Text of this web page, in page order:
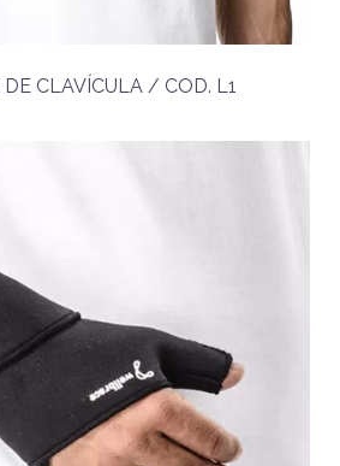
CLAVÍCULA / COD. L1